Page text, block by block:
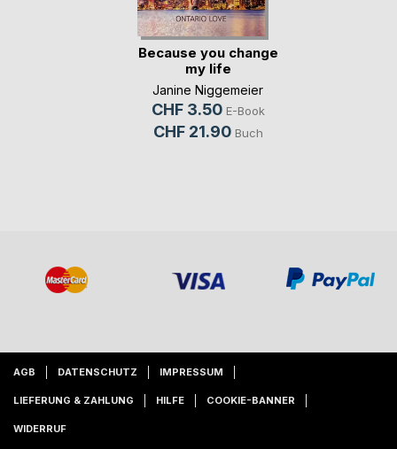
Because you change
my life
Janine Niggemeier
CHF 3.50 E-Book
CHF 21.90 Buch
AGB DATENSCHUTZ IMPRESSUM
LIEFERUNG & ZAHLUNG HILFE COOKIE-BANNER
WIDERRUF